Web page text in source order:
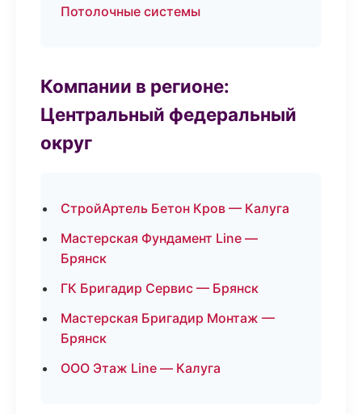
Потолочные системы
Компании в регионе:
Центральный федеральный
округ
СтройАртель Бетон Кров — Калуга
Мастерская Фундамент Line —
Брянск
ГК Бригадир Сервис — Брянск
Мастерская Бригадир Монтаж —
Брянск
ООО Этаж Line — Калуга